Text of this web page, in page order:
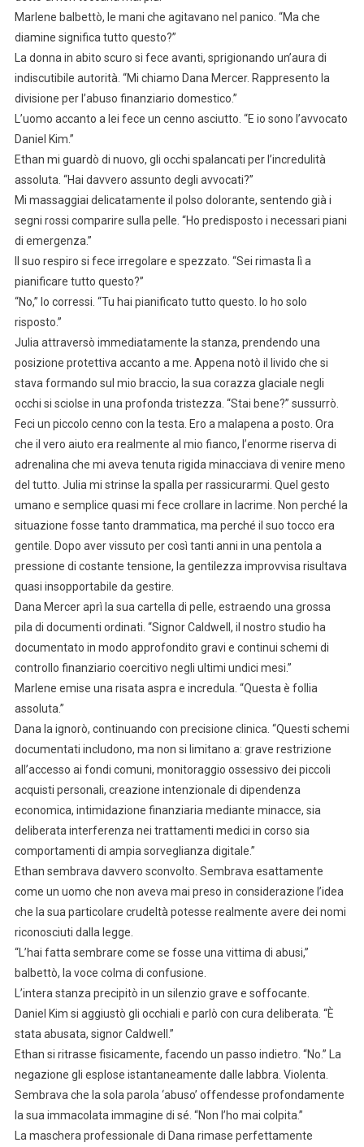
Marlene balbettò, le mani che agitavano nel panico. “Ma che
diamine significa tutto questo?”
La donna in abito scuro si fece avanti, sprigionando un’aura di
indiscutibile autorità. “Mi chiamo Dana Mercer. Rappresento la
divisione per l’abuso finanziario domestico.”
L’uomo accanto a lei fece un cenno asciutto. “E io sono l’avvocato
Daniel Kim.”
Ethan mi guardò di nuovo, gli occhi spalancati per l’incredulità
assoluta. “Hai davvero assunto degli avvocati?”
Mi massaggiai delicatamente il polso dolorante, sentendo già i
segni rossi comparire sulla pelle. “Ho predisposto i necessari piani
di emergenza.”
Il suo respiro si fece irregolare e spezzato. “Sei rimasta lì a
pianificare tutto questo?”
“No,” lo corressi. “Tu hai pianificato tutto questo. Io ho solo
risposto.”
Julia attraversò immediatamente la stanza, prendendo una
posizione protettiva accanto a me. Appena notò il livido che si
stava formando sul mio braccio, la sua corazza glaciale negli
occhi si sciolse in una profonda tristezza. “Stai bene?” sussurrò.
Feci un piccolo cenno con la testa. Ero a malapena a posto. Ora
che il vero aiuto era realmente al mio fianco, l’enorme riserva di
adrenalina che mi aveva tenuta rigida minacciava di venire meno
del tutto. Julia mi strinse la spalla per rassicurarmi. Quel gesto
umano e semplice quasi mi fece crollare in lacrime. Non perché la
situazione fosse tanto drammatica, ma perché il suo tocco era
gentile. Dopo aver vissuto per così tanti anni in una pentola a
pressione di costante tensione, la gentilezza improvvisa risultava
quasi insopportabile da gestire.
Dana Mercer aprì la sua cartella di pelle, estraendo una grossa
pila di documenti ordinati. “Signor Caldwell, il nostro studio ha
documentato in modo approfondito gravi e continui schemi di
controllo finanziario coercitivo negli ultimi undici mesi.”
Marlene emise una risata aspra e incredula. “Questa è follia
assoluta.”
Dana la ignorò, continuando con precisione clinica. “Questi schemi
documentati includono, ma non si limitano a: grave restrizione
all’accesso ai fondi comuni, monitoraggio ossessivo dei piccoli
acquisti personali, creazione intenzionale di dipendenza
economica, intimidazione finanziaria mediante minacce, sia
deliberata interferenza nei trattamenti medici in corso sia
comportamenti di ampia sorveglianza digitale.”
Ethan sembrava davvero sconvolto. Sembrava esattamente
come un uomo che non aveva mai preso in considerazione l’idea
che la sua particolare crudeltà potesse realmente avere dei nomi
riconosciuti dalla legge.
“L’hai fatta sembrare come se fosse una vittima di abusi,”
balbettò, la voce colma di confusione.
L’intera stanza precipitò in un silenzio grave e soffocante.
Daniel Kim si aggiustò gli occhiali e parlò con cura deliberata. “È
stata abusata, signor Caldwell.”
Ethan si ritrasse fisicamente, facendo un passo indietro. “No.” La
negazione gli esplose istantaneamente dalle labbra. Violenta.
Sembrava che la sola parola ‘abuso’ offendesse profondamente
la sua immacolata immagine di sé. “Non l’ho mai colpita.”
La maschera professionale di Dana rimase perfettamente